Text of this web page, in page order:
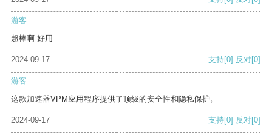
游客
超棒啊 好用
2024-09-17 支持[0] 反对[0]
游客
这款加速器VPM应用程序提供了顶级的安全性和隐私保护。
2024-09-17 支持[0] 反对[0]